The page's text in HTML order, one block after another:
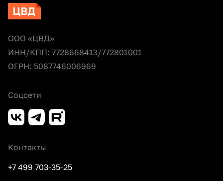
ООО «ЦВД»
ИНН/КПП: 7728668413/772801001
ОГРН: 5087746006969
Соцсети
Контакты
+7 499 703-35-25